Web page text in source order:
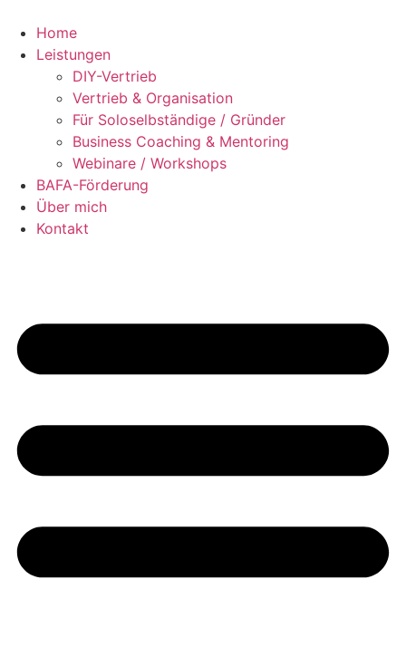
Inhalt
springen
Home
Leistungen
DIY-Vertrieb
Vertrieb & Organisation
Für Soloselbständige / Gründer
Business Coaching & Mentoring
Webinare / Workshops
BAFA-Förderung
Über mich
Kontakt